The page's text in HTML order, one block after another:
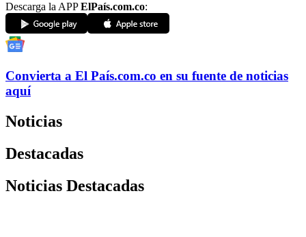
Descarga la APPElPaís.com.co:
Convierta a El País.com.co en su fuente de noticias
aquí
Noticias
Destacadas
Noticias Destacadas